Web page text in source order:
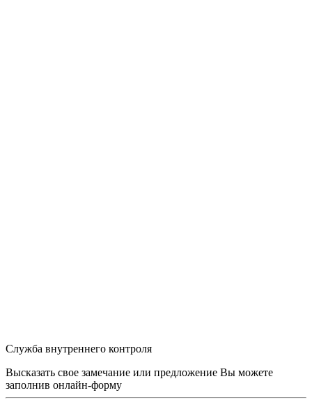
Служба внутреннего контроля
Высказать свое замечание или предложение Вы можете
заполнив онлайн-форму